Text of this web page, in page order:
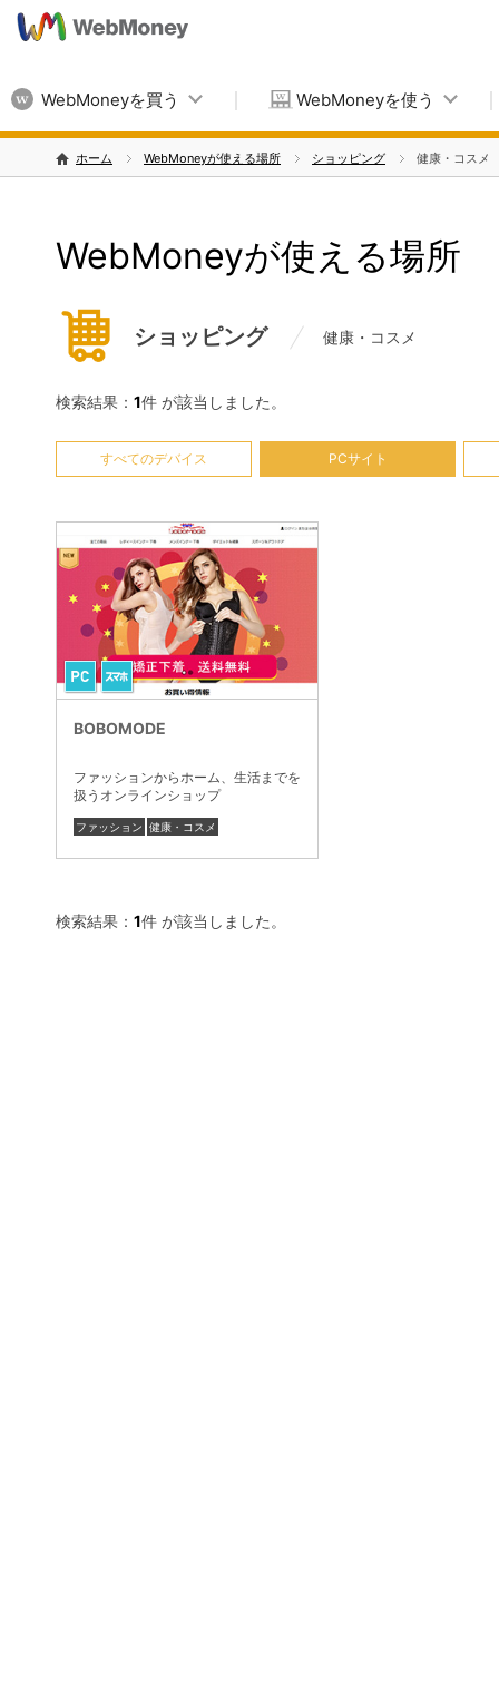
WebMoneyを買う WebMoneyを使う
ホーム WebMoneyが使える場所 ショッピング 健康・コスメ
WebMoneyが使える場所
ショッピング 健康・コスメ
検索結果： 1件 が該当しました。
すべてのデバイス PCサイト
BOBOMODE
ファッションからホーム、生活までを
扱うオンラインショップ
ファッション 健康・コスメ
検索結果： 1件 が該当しました。